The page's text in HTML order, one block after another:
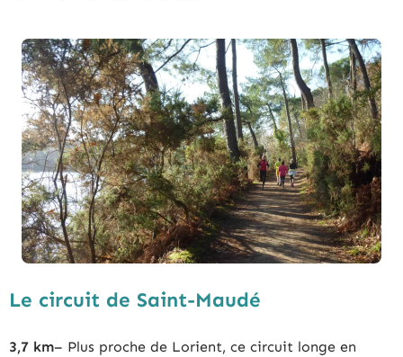
Le circuit de Saint-Maudé
3,7 km– Plus proche de Lorient, ce circuit longe en